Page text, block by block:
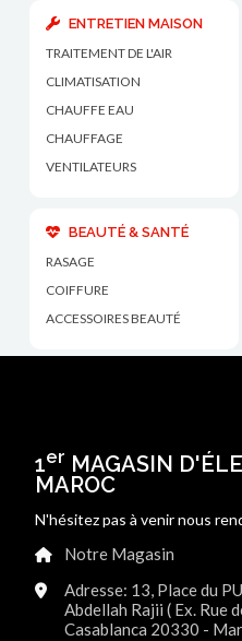
ENTRETIEN MAISON
TRAITEMENT DE L'AIR
CLIMATISATION
CHAUFFE EAU
CHAUFFAGE
VENTILATEURS
BEAUTÉ & SANTÉ
RASAGE
COIFFURE
ACCESSOIRES BEAUTÉ
1er MAGASIN
MAROC
N'hésitez pas à venir nous
Notre Magasin
Adresse: 13, Place du
Abdellah Rajii ( Ex. Rue
Casablanca 20330 -